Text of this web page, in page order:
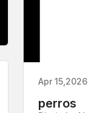
Apr 15,2026
perros